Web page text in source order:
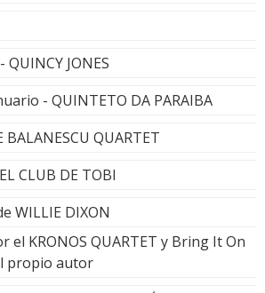
JONES
- QUINTETO DA PARAIBA
QUARTET
CLUB DE TOBI
WILLIE DIXON
el KRONOS QUARTET y Bring It On
propio autor